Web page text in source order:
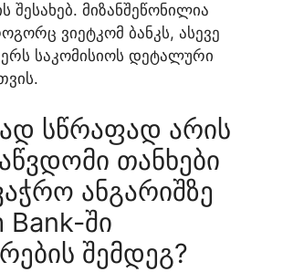
შესახებ. მიზანშეწონილია
ვიეტკომ ბანკს, ასევე
საკომისიოს დეტალური
სწრაფად არის
თანხები
ანგარიშზე
Bank-ში
შემდეგ?